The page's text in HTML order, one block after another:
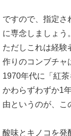
ですので、指定さ
に専念しましょう。
ただしこれは経験
作りのコンブチャ
1970年代に「紅
かわらずわずか1
由というのが、こ
酸味とキノコを発